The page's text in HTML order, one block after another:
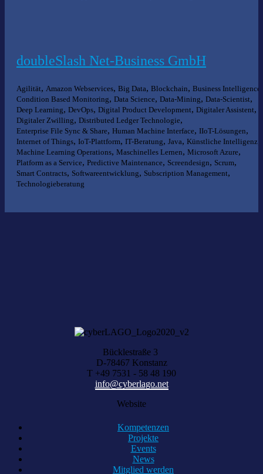
doubleSlash Net-Business GmbH
Agilität, Amazon Webservices, Big Data, Blockchain, Business Intelligence
Condition Based Monitoring, Data Science, Data-Mining, Data-Scientist,
Deep Learning, DevOps, Digital Product Development, Digitaler Assistent,
Digitaler Zwilling, Distributed Ledger Technologie,
Enterprise File Sync & Share, Human Machine Interface, IIoT-Lösungen,
Internet of Things, IoT-Plattform, IT-Beratung, Java, Künstliche Intelligenz
Machine Learning Operations, Maschinelles Lernen, Microsoft Azure,
Platform as a Service, Predictive Maintenance, Screendesign, Scrum,
Smart Contracts, Softwareentwicklung, Subscription Management,
Technologieberatung
Bücklestraße 3
D-78467 Konstanz
T +49 7531 - 58 48 190
info@cyberlago.net
Website
Kompetenzen
Projekte
Events
News
Mitglied werden